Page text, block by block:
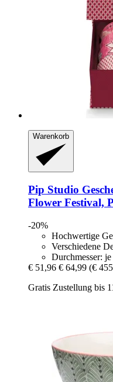
Warenkorb
Pip Studio
Flower Festival,
-20%
Hochwertige
Verschiedene
Durchmesser:
€ 51,96 € 64,99 (€
Gratis Zustellung bis